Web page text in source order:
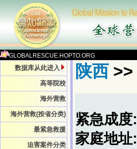
GLOBALRESCUE.HOPTO.ORG
数据库从此进入
高等院校
海外营救
海外营救(按省分类)
最紧急救援
迫害案件分类
陕西 >>
紧急成度:
家庭地址: